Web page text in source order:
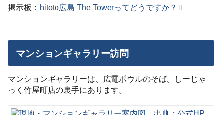
掲示板： hitoto広島 The Towerってどうですか？
マンションギャラリー訪問
マンションギャラリーは、広電ボウルのそば、しーじゃ
っく竹屋町店の裏手にあります。